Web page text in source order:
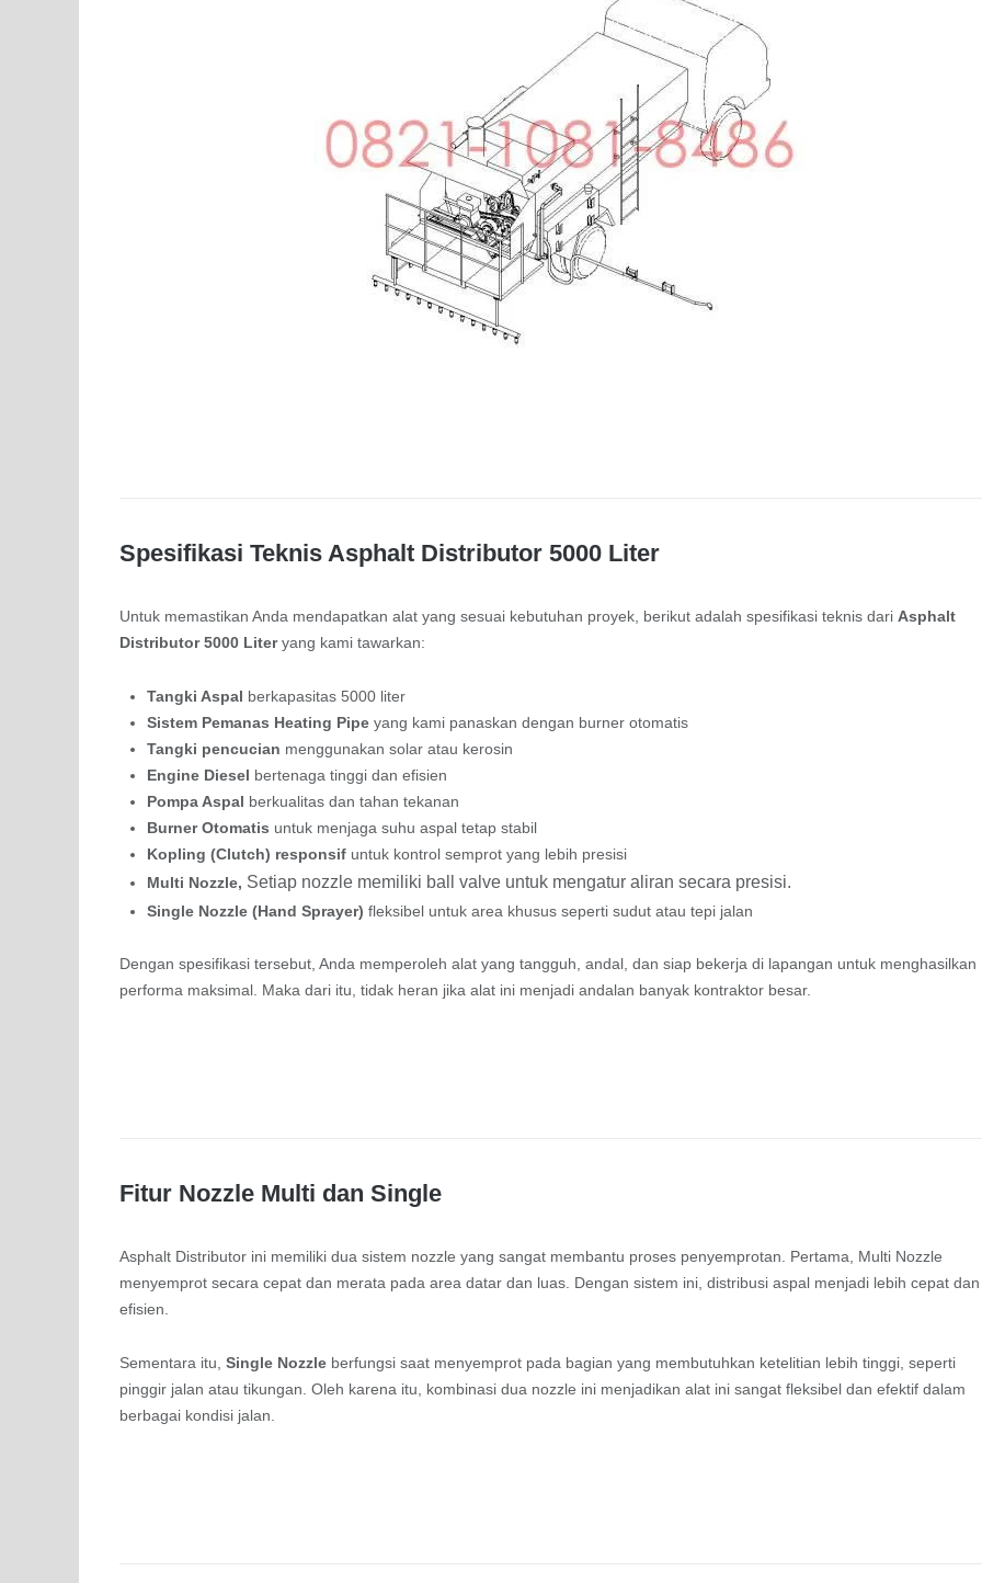
Spesifikasi Teknis Asphalt Distributor 5000 Liter
Untuk memastikan Anda mendapatkan alat yang sesuai kebutuhan proyek, berikut adalah spesifikasi teknis dari Asphalt
Distributor 5000 Literyang kami tawarkan:
Tangki Aspal berkapasitas 5000 liter
Sistem Pemanas Heating Pipe yang kami panaskan dengan burner otomatis
Tangki pencucian menggunakan solar atau kerosin
Engine Diesel bertenaga tinggi dan efisien
Pompa Aspal berkualitas dan tahan tekanan
Burner Otomatis untuk menjaga suhu aspal tetap stabil
Kopling (Clutch) responsif untuk kontrol semprot yang lebih presisi
Multi Nozzle, Setiap nozzle memiliki ball valve untuk mengatur aliran secara presisi.
Single Nozzle (Hand Sprayer) fleksibel untuk area khusus seperti sudut atau tepi jalan
Dengan spesifikasi tersebut, Anda memperoleh alat yang tangguh, andal, dan siap bekerja di lapangan untuk menghasilkan
performa maksimal. Maka dari itu, tidak heran jika alat ini menjadi andalan banyak kontraktor besar.
Fitur Nozzle Multi dan Single
Asphalt Distributor ini memiliki dua sistem nozzle yang sangat membantu proses penyemprotan. Pertama, Multi Nozzle
menyemprot secara cepat dan merata pada area datar dan luas. Dengan sistem ini, distribusi aspal menjadi lebih cepat dan
efisien.
Sementara itu,Single Nozzle berfungsi saat menyemprot pada bagian yang membutuhkan ketelitian lebih tinggi, seperti
pinggir jalan atau tikungan. Oleh karena itu, kombinasi dua nozzle ini menjadikan alat ini sangat fleksibel dan efektif dalam
berbagai kondisi jalan.